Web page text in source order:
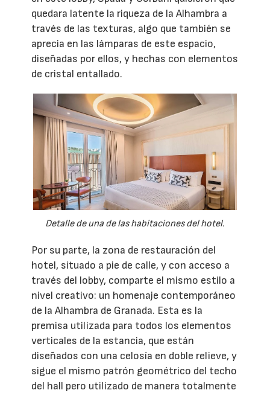
quedara latente la riqueza de la Alhambra a
través de las texturas, algo que también se
aprecia en las lámparas de este espacio,
diseñadas por ellos, y hechas con elementos
de cristal entallado.
Detalle de una de las habitaciones del hotel.
Por su parte, la zona de restauración del
hotel, situado a pie de calle, y con acceso a
través del lobby, comparte el mismo estilo a
nivel creativo: un homenaje contemporáneo
de la Alhambra de Granada. Esta es la
premisa utilizada para todos los elementos
verticales de la estancia, que están
diseñados con una celosía en doble relieve, y
sigue el mismo patrón geométrico del techo
del hall pero utilizado de manera totalmente